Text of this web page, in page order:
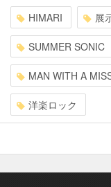
HIMARI 展
SUMMER SONIC
MAN WITH A
洋楽ロック